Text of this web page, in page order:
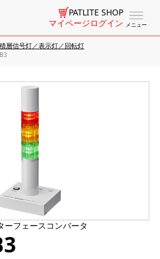
メニュー
PATLITE SHOP
マイページログイン
層信号灯／表示灯／回転灯
ーフェースコンバータ